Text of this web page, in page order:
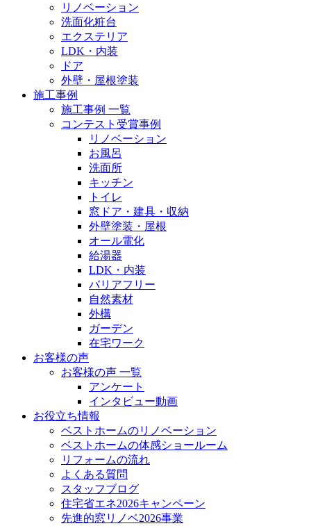
リノベーション
洗面化粧台
エクステリア
LDK・内装
ドア
外壁・屋根塗装
施工事例
施工事例 一覧
コンテスト受賞事例
リノベーション
お風呂
洗面所
キッチン
トイレ
窓ドア・建具・収納
外壁塗装・屋根
オール電化
給湯器
LDK・内装
バリアフリー
自然素材
外構
ガーデン
在宅ワーク
お客様の声
お客様の声 一覧
アンケート
インタビュー動画
お役立ち情報
ベストホームのリノベーション
ベストホームの体感ショールーム
リフォームの流れ
よくある質問
スタッフブログ
住宅省エネ2026キャンペーン
先進的窓リノベ2026事業